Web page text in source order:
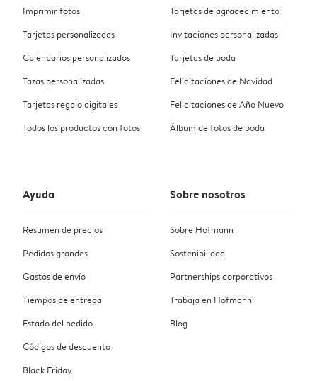
Imprimir fotos
Tarjetas personalizadas
Calendarios personalizados
Tazas personalizadas
Tarjetas regalo digitales
Todos los productos con fotos
Tarjetas de agradecimiento
Invitaciones personalizadas
Tarjetas de boda
Felicitaciones de Navidad
Felicitaciones de Año Nuevo
Álbum de fotos de boda
Ayuda
Resumen de precios
Pedidos grandes
Gastos de envío
Tiempos de entrega
Estado del pedido
Códigos de descuento
Black Friday
Sobre nosotros
Sobre Hofmann
Sostenibilidad
Partnerships corporativos
Trabaja en Hofmann
Blog